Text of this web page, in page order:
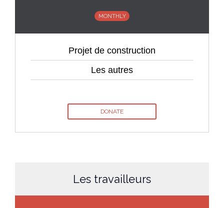
MONTHLY
Projet de construction
Les autres
DONATE
Les travailleurs